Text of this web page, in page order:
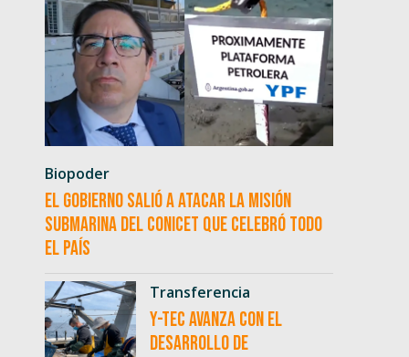
Biopoder
El Gobierno salió a atacar la misión
submarina del CONICET que celebró todo
el país
Transferencia
Y-TEC avanza con el
desarrollo de